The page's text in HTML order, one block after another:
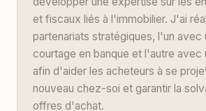
et fiscaux liés à l'immobilier. J'ai
partenariats stratégiques, l'un avec
courtage en banque et l'autre avec
afin d'aider les acheteurs à se
nouveau chez-soi et garantir la
offres d'achat.